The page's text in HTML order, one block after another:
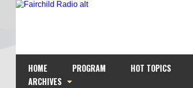
HOME PROGRAM HOT TOPICS
ARCHIVES